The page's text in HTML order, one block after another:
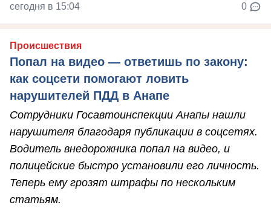
сегодня в 15:04 0
Происшествия
Попал на видео — ответишь по закону:
как соцсети помогают ловить
нарушителей ПДД в Анапе
Сотрудники Госавтоинспекции Анапы нашли
нарушителя благодаря публикации в соцсетях.
Водитель внедорожника попал на видео, и
полицейские быстро установили его личность.
Теперь ему грозят штрафы по нескольким
статьям.